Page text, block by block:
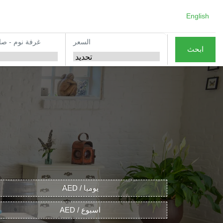
English
غرفة نوم - السعر
ابحث
AED / يوميا
AED / اسبوع